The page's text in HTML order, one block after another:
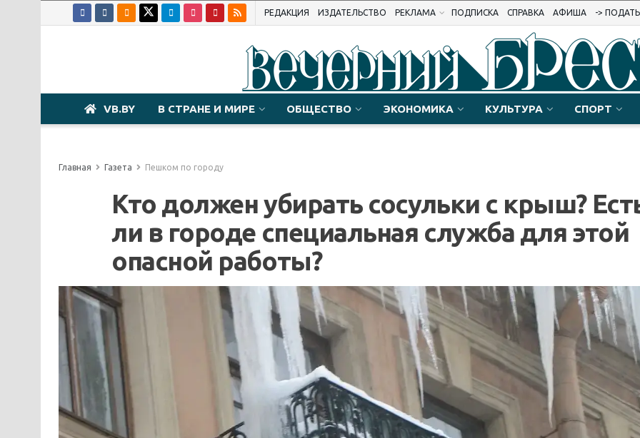
РЕДАКЦИЯ ИЗДАТЕЛЬСТВО РЕКЛАМА ПОДПИСКА СПРАВКА АФИША ->
VB.BY В СТРАНЕ И МИРЕ ОБЩЕСТВО ЭКОНОМИКА КУЛЬТУРА СПОРТ
Главная Газета Пешком по городу
Кто должен убирать сосульки с крыш?
ли в городе специальная служба для этой
опасной работы?